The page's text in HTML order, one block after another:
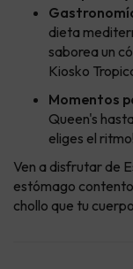
dieta
saborea un
Kiosko
Momentos
Queen's
eliges el ritmo!
Ven a disfrutar de
estómago contento
chollo que tu